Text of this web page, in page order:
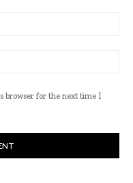
browser for the next time I